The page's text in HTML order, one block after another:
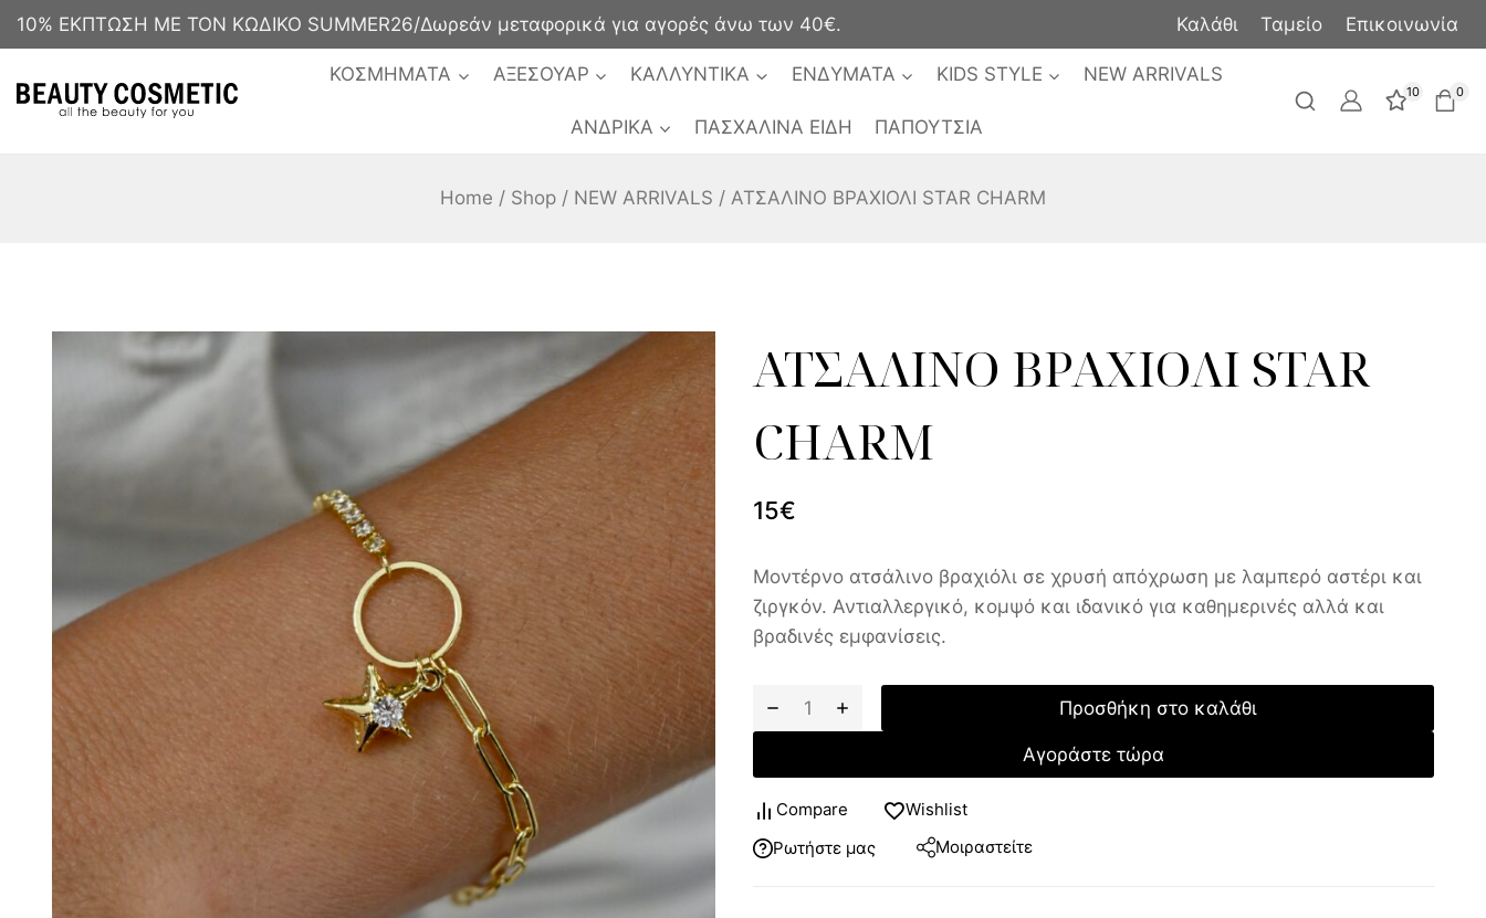
10% ΕΚΠΤΩΣΗ ΜΕ ΤΟΝ ΚΩΔΙΚΟ SUMMER26/Δωρεάν μεταφορικά για αγορές άνω των 40€. Καλάθι Ταμείο Επικοινωνία
ΚΟΣΜΗΜΑΤΑ ΑΞΕΣΟΥΑΡ ΚΑΛΛΥΝΤΙΚΑ ΕΝΔΥΜΑΤΑ KIDS STYLE NEW ARRIVALS
ΑΝΔΡΙΚΑ ΠΑΣΧΑΛΙΝΑ ΕΙΔΗ ΠΑΠΟΥΤΣΙΑ
10 0
Home / Shop / NEW ARRIVALS / ΑΤΣΑΛΙΝΟ ΒΡΑΧΙΟΛΙ STAR CHARM
ΑΤΣΑΛΙΝΟ ΒΡΑΧΙΟΛΙ STAR
CHARM
15€
Μοντέρνο ατσάλινο βραχιόλι σε χρυσή απόχρωση με λαμπερό αστέρι και
ζιργκόν. Αντιαλλεργικό, κομψό και ιδανικό για καθημερινές αλλά και
βραδινές εμφανίσεις.
Προσθήκη στο καλάθι
Αγοράστε τώρα
Compare
Wishlist
Ρωτήστε μας
Μοιραστείτε